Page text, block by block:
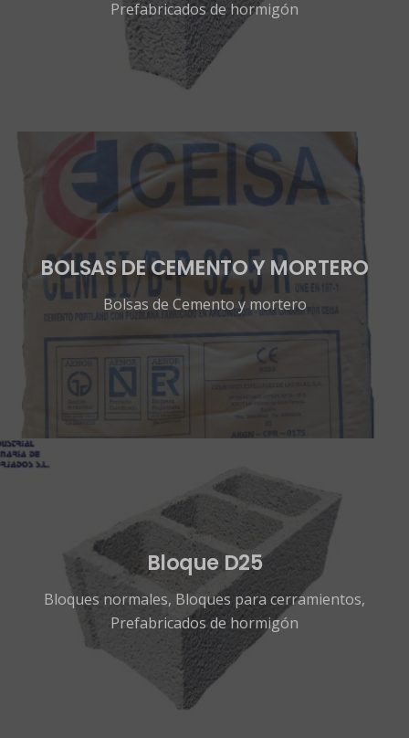
Prefabricados de hormigón
BOLSAS DE CEMENTO Y MORTERO
Bolsas de Cemento y mortero
Bloque D25
Bloques normales, Bloques para cerramientos,
Prefabricados de hormigón